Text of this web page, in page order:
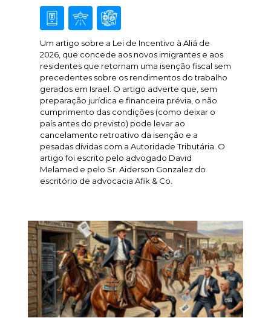
Um artigo sobre a Lei de Incentivo à Aliá de
2026, que concede aos novos imigrantes e aos
residentes que retornam uma isenção fiscal sem
precedentes sobre os rendimentos do trabalho
gerados em Israel. O artigo adverte que, sem
preparação jurídica e financeira prévia, o não
cumprimento das condições (como deixar o
país antes do previsto) pode levar ao
cancelamento retroativo da isenção e a
pesadas dívidas com a Autoridade Tributária. O
artigo foi escrito pelo advogado David
Melamed e pelo Sr. Aiderson Gonzalez do
escritório de advocacia Afik & Co.